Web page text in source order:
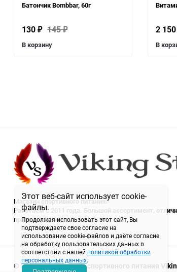
Этот веб-сайт использует cookie-
файлы.
Продолжая использовать этот сайт, Вы
подтверждаете свое согласие на
использование cookie-файлов и даёте согласие
на обработку пользовательских данных в
соответствии с нашей политикой обработки
персональных данных.
Батончик Bombbar, 60г
130 ₽ 145₽
В корзину
2 150
В
Магазин спортивного питания.
Работаем с 2011 года. Большой ассортимент,
приятные цены.
© 2011-2026 магазин спортивного питания